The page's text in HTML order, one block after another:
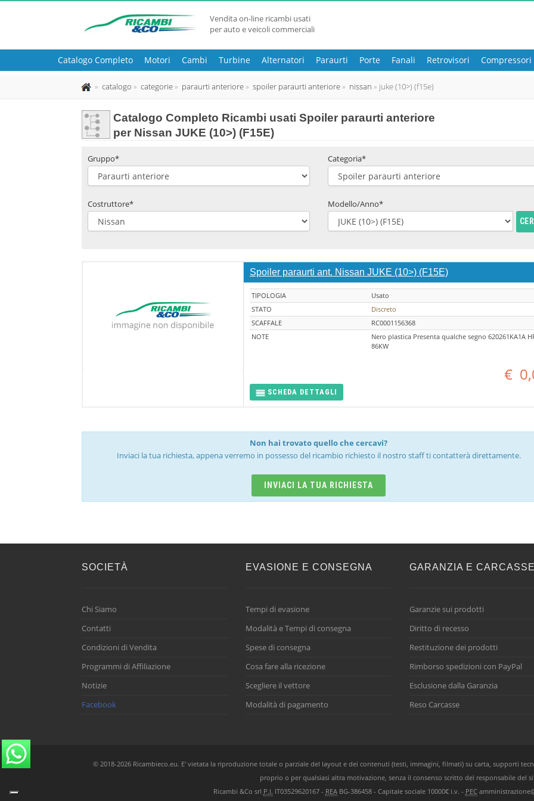
Vendita on-line ricambi usati
per auto e veicoli commerciali
Catalogo Completo Motori Cambi Turbine Alternatori Paraurti Porte Fanali Retrovisori Compressori
catalogo categorie paraurti anteriore spoiler paraurti anteriore nissan juke (10>) (f15e)
Catalogo Completo Ricambi usati Spoiler paraurti anteriore
per Nissan JUKE (10>) (F15E)
Gruppo* Categoria*
Costruttore* Modello/Anno*
Spoiler paraurti ant. Nissan JUKE (10>) (F15E)
TIPOLOGIA
Usato
STATO
Discreto
SCAFFALE
RC0001156368
NOTE
Nero plastica Presenta qualche segno 620261KA1A
86KW
€
SCHEDA DETTAGLI
Non hai trovato quello che cercavi?
Inviaci la tua richiesta, appena verremo in possesso del ricambio richiesto il nostro staff ti contatterà direttamente.
INVIACI LA TUA RICHIESTA
SOCIETÀ
Chi Siamo
Contatti
Condizioni di Vendita
Programmi di Affiliazione
Notizie
Facebook
EVASIONE E CONSEGNA
Tempi di evasione
Modalità e Tempi di consegna
Spese di consegna
Cosa fare alla ricezione
Scegliere il vettore
Modalità di pagamento
GARANZIA E CARCASSE
Garanzie sui prodotti
Diritto di recesso
Restituzione dei prodotti
Rimborso spedizioni con PayPal
Esclusione dalla Garanzia
Reso Carcasse
© 2018-2026 Ricambieco.eu. E' vietata la riproduzione totale o parziale del layout e dei contenuti (testi, immagini, filmati) su carta, supporti
proprio o per qualsiasi altra motivazione, senza il consenso scritto del responsabile del
Ricambi &Co srl P.I. IT03529620167 - REABG-386458 - Capitale sociale 10000€ i.v. - PEC